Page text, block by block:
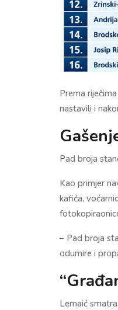
Prema
nastavili i
Pad broja
Kao primjer
kafića,
– Pad broja
odumire i
Lemaić